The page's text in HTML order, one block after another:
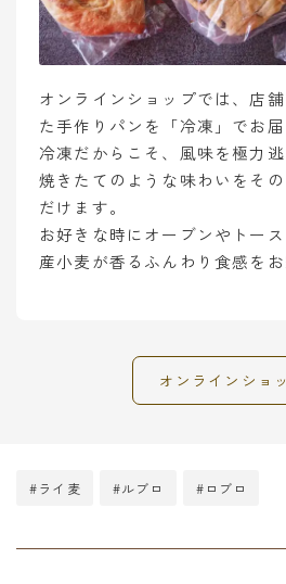
オンラインショップでは、店
た手作りパンを「冷凍」でお届
冷凍だからこそ、風味を極力
焼きたてのような味わいをそ
だけます。
お好きな時にオーブンやトー
産小麦が香るふんわり食感をお
オンラインショ
#ライ麦 #ルブロ #ロブロ